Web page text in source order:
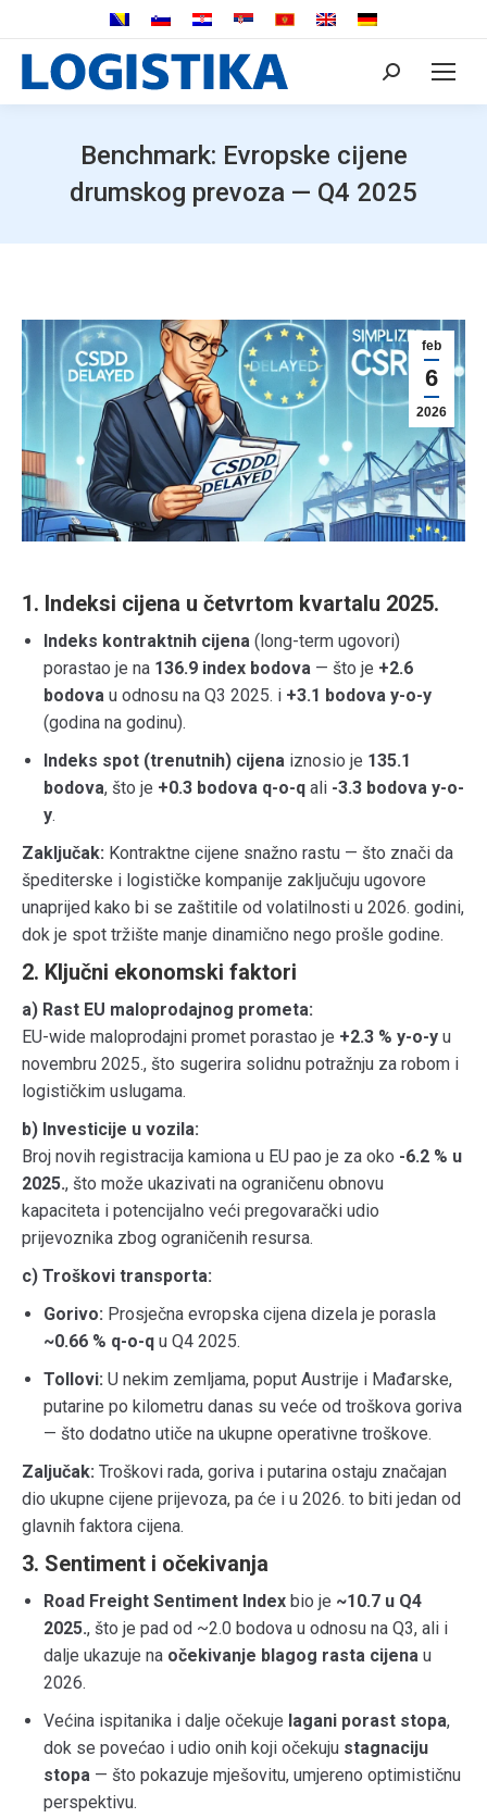
Search:
Benchmark: Evropske cijene
drumskog prevoza — Q4 2025
feb
6
2026
1. Indeksi cijena u četvrtom kvartalu 2025.
Indeks kontraktnih cijena (long-term ugovori)
porastao je na 136.9 index bodova — što je +2.6
bodova u odnosu na Q3 2025. i +3.1 bodova y-o-y
(godina na godinu).
Indeks spot (trenutnih) cijena iznosio je 135.1
bodova, što je +0.3 bodova q-o-q ali -3.3 bodova y-o-
y.
Zaključak: Kontraktne cijene snažno rastu — što znači da
špediterske i logističke kompanije zaključuju ugovore
unaprijed kako bi se zaštitile od volatilnosti u 2026. godini,
dok je spot tržište manje dinamično nego prošle godine.
2. Ključni ekonomski faktori
a) Rast EU maloprodajnog prometa:
EU-wide maloprodajni promet porastao je +2.3 % y-o-y u
novembru 2025., što sugerira solidnu potražnju za robom i
logističkim uslugama.
b) Investicije u vozila:
Broj novih registracija kamiona u EU pao je za oko -6.2 % u
2025., što može ukazivati na ograničenu obnovu
kapaciteta i potencijalno veći pregovarački udio
prijevoznika zbog ograničenih resursa.
c) Troškovi transporta:
Gorivo: Prosječna evropska cijena dizela je porasla
~0.66 % q-o-q u Q4 2025.
Tollovi: U nekim zemljama, poput Austrije i Mađarske,
putarine po kilometru danas su veće od troškova goriva
— što dodatno utiče na ukupne operativne troškove.
Zaljučak: Troškovi rada, goriva i putarina ostaju značajan
dio ukupne cijene prijevoza, pa će i u 2026. to biti jedan od
glavnih faktora cijena.
3. Sentiment i očekivanja
Road Freight Sentiment Index bio je ~10.7 u Q4
2025., što je pad od ~2.0 bodova u odnosu na Q3, ali i
dalje ukazuje na očekivanje blagog rasta cijena u
2026.
Većina ispitanika i dalje očekuje lagani porast stopa,
dok se povećao i udio onih koji očekuju stagnaciju
stopa — što pokazuje mješovitu, umjereno optimističnu
perspektivu.